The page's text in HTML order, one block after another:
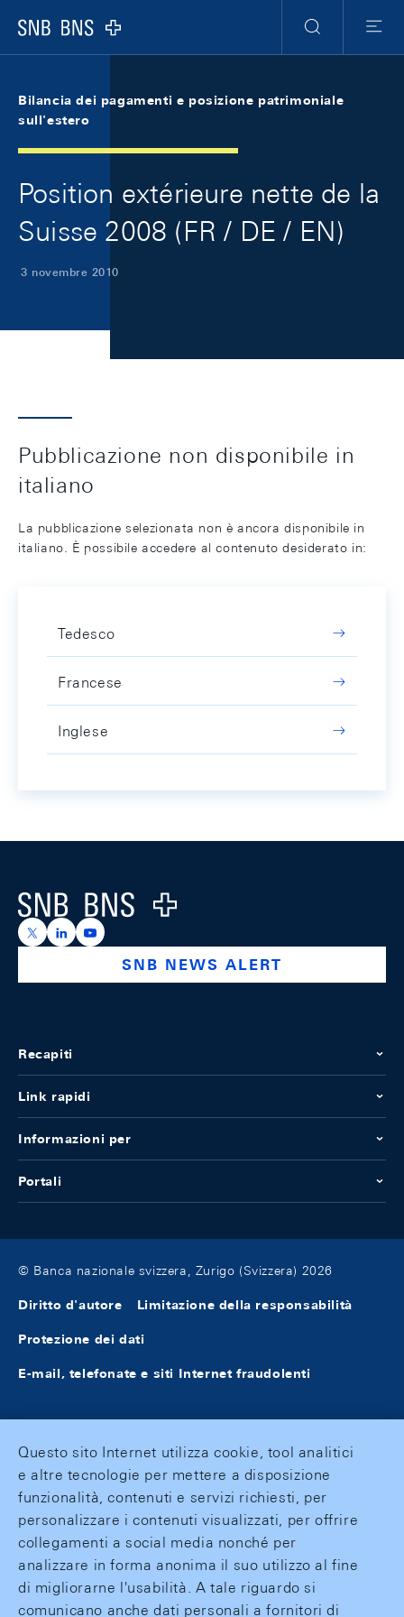
Logo
Ricerca
Menu
Bilancia dei pagamenti e posizione patrimoniale
sull'estero
Position extérieure nette de la
Suisse 2008 (FR / DE / EN)
3 novembre 2010
Pubblicazione non disponibile in
italiano
La pubblicazione selezionata non è ancora disponibile in
italiano. È possibile accedere al contenuto desiderato in:
Tedesco
Francese
Inglese
Logo
https://x.com/snb_bns
https://ch.linkedin.com/company/swiss-national-
https://www.youtube.com/@swissnationalbank
SNB NEWS ALERT
Recapiti
Link rapidi
Informazioni per
Portali
© Banca nazionale svizzera, Zurigo (Svizzera) 2026
Diritto d'autore Limitazione della responsabilità
Protezione dei dati
E-mail, telefonate e siti Internet fraudolenti
Questo sito Internet utilizza cookie, tool analitici
e altre tecnologie per mettere a disposizione
funzionalità, contenuti e servizi richiesti, per
personalizzare i contenuti visualizzati, per offrire
collegamenti a social media nonché per
analizzare in forma anonima il suo utilizzo al fine
di migliorarne l'usabilità. A tale riguardo si
comunicano anche dati personali a fornitori di